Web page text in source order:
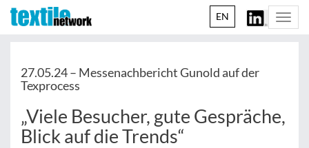
EN
27.05.24 – Messenachbericht Gunold auf der
Texprocess
„Viele Besucher, gute Gespräche,
Blick auf die Trends“